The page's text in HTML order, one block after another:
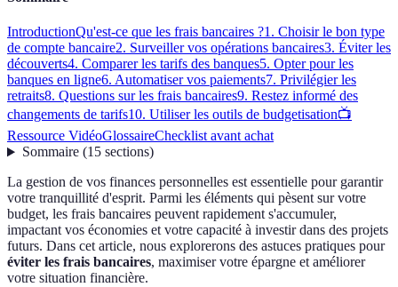
IntroductionQu'est-ce que les frais bancaires ?1. Choisir le bon type
de compte bancaire2. Surveiller vos opérations bancaires3. Éviter les
découverts4. Comparer les tarifs des banques5. Opter pour les
banques en ligne6. Automatiser vos paiements7. Privilégier les
retraits8. Questions sur les frais bancaires9. Restez informé des
changements de tarifs10. Utiliser les outils de budgetisation📺
Ressource VidéoGlossaireChecklist avant achat
Sommaire(15 sections)
La gestion de vos finances personnelles est essentielle pour garantir
votre tranquillité d'esprit. Parmi les éléments qui pèsent sur votre
budget, les frais bancaires peuvent rapidement s'accumuler,
impactant vos économies et votre capacité à investir dans des projets
futurs. Dans cet article, nous explorerons des astuces pratiques pour
éviter les frais bancaires, maximiser votre épargne et améliorer
votre situation financière.